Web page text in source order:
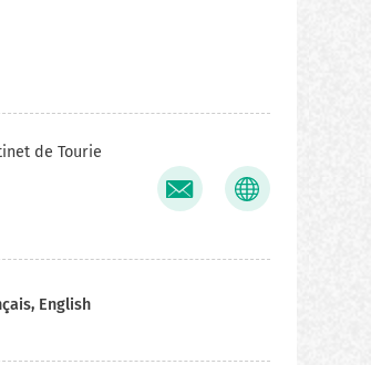
de Tourie
English